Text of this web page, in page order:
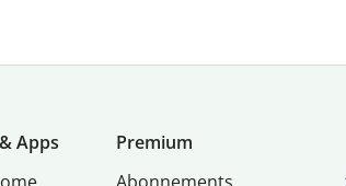
Apps
Premium